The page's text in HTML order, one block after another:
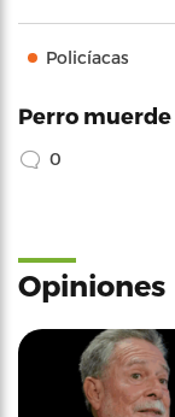
Policíacas
Perro muerde
0
Opiniones